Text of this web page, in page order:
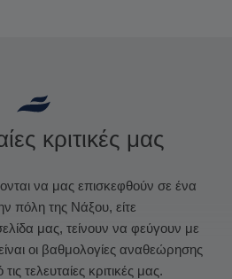
κριτικές μας
να μας επισκεφθούν σε ένα
πόλη της Νάξου, είτε
μας, τείνουν να φεύγουν με
οι βαθμολογίες αναθεώρησης
τελευταίες κριτικές μας.